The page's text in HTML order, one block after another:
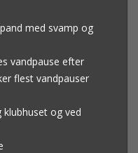
med svamp og
vandpause efter
flest vandpauser
og ved